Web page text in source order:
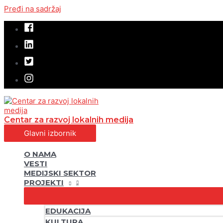
Pređi na sadržaj
Centar za razvoj lokalnih medija
Glavni izbornik
O NAMA
VESTI
MEDIJSKI SEKTOR
PROJEKTI
EDUKACIJA